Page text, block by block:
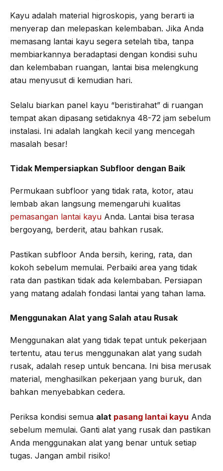
Kayu adalah material higroskopis, yang berarti ia
menyerap dan melepaskan kelembaban. Jika Anda
memasang lantai kayu segera setelah tiba, tanpa
membiarkannya beradaptasi dengan kondisi suhu
dan kelembaban ruangan, lantai bisa melengkung
atau menyusut di kemudian hari.
Selalu biarkan panel kayu “beristirahat” di ruangan
tempat akan dipasang setidaknya 48-72 jam sebelum
instalasi. Ini adalah langkah kecil yang mencegah
masalah besar!
Tidak Mempersiapkan Subfloor dengan Baik
Permukaan subfloor yang tidak rata, kotor, atau
lembab akan langsung memengaruhi kualitas
pemasangan lantai kayu Anda. Lantai bisa terasa
bergoyang, berderit, atau bahkan rusak.
Pastikan subfloor Anda bersih, kering, rata, dan
kokoh sebelum memulai. Perbaiki area yang tidak
rata dan pastikan tidak ada kelembaban. Persiapan
yang matang adalah fondasi lantai yang tahan lama.
Menggunakan Alat yang Salah atau Rusak
Menggunakan alat yang tidak tepat untuk pekerjaan
tertentu, atau terus menggunakan alat yang sudah
rusak, adalah resep untuk bencana. Ini bisa merusak
material, menghasilkan pekerjaan yang buruk, dan
bahkan menyebabkan cedera.
Periksa kondisi semua alat pasang lantai kayu Anda
sebelum memulai. Ganti alat yang rusak dan pastikan
Anda menggunakan alat yang benar untuk setiap
tugas. Jangan ambil risiko!